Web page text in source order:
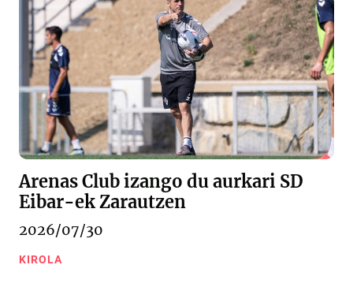
Arenas Club izango du aurkari SD
Eibar-ek Zarautzen
2026/07/30
KIROLA